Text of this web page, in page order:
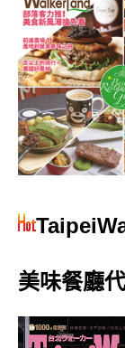
美味餐廳